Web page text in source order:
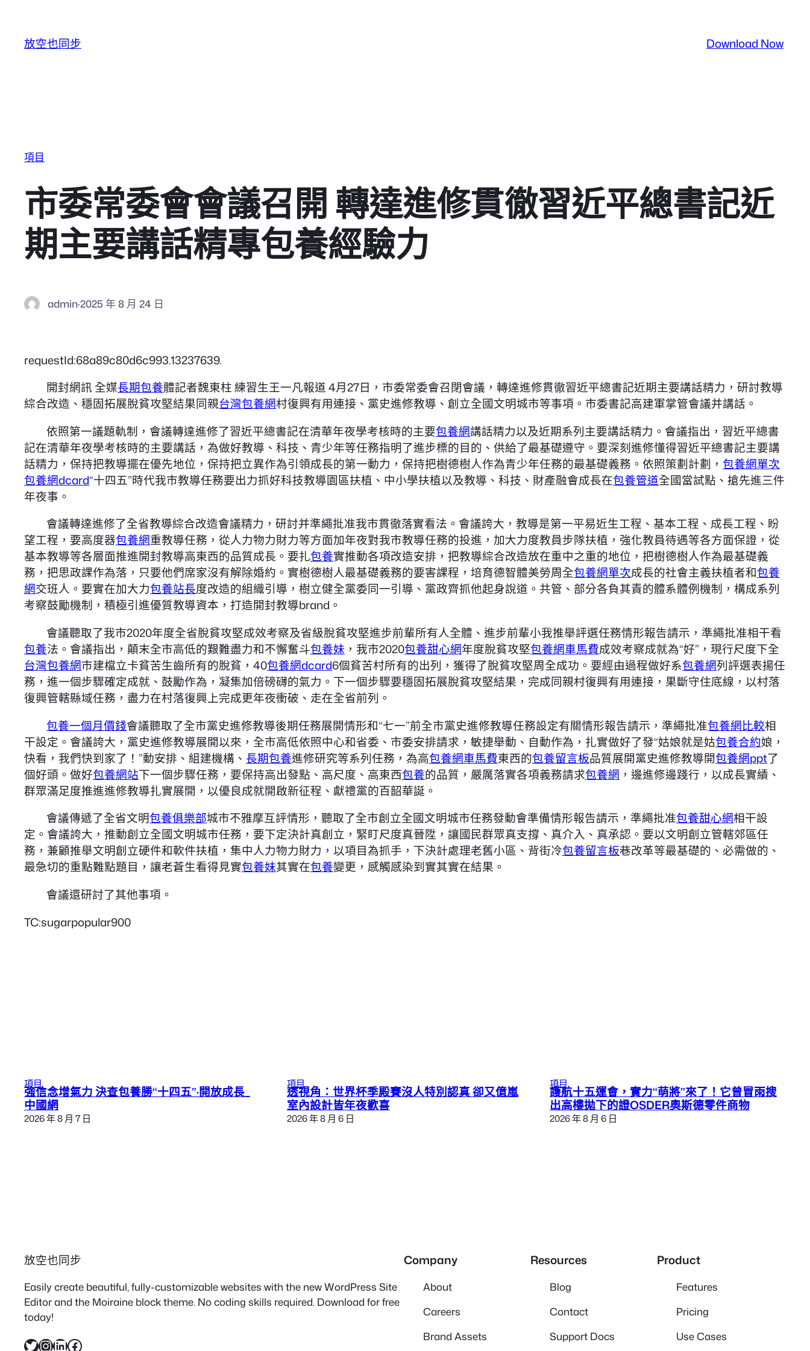
放空也同步 Download Now
項目
市委常委會會議召開 轉達進修貫徹習近平總書記近
期主要講話精專包養經驗力
admin·2025 年 8 月 24 日
requestId:68a89c80d6c993.13237639.
開封網訊 全媒長期包養體記者魏東柱 練習生王一凡報道 4月27日，市委常委會召閉會議，轉達進修貫徹習近平總書記近期主要講話精力，研討教導
綜合改造、穩固拓展脫貧攻堅結果同親台灣包養網村復興有用連接、黨史進修教導、創立全國文明城市等事項。市委書記高建軍掌管會議并講話。
依照第一議題軌制，會議轉達進修了習近平總書記在清華年夜學考核時的主要包養網講話精力以及近期系列主要講話精力。會議指出，習近平總書
記在清華年夜學考核時的主要講話，為做好教導、科技、青少年等任務指明了進步標的目的、供給了最基礎遵守。要深刻進修懂得習近平總書記主要講
話精力，保持把教導擺在優先地位，保持把立異作為引領成長的第一動力，保持把樹德樹人作為青少年任務的最基礎義務。依照策劃計劃， 包養網單次
包養網dcard“十四五”時代我市教導任務要出力抓好科技教導園區扶植、中小學扶植以及教導、科技、財產融會成長在包養管道全國當試點、搶先進三件
年夜事。
會議轉達進修了全省教導綜合改造會議精力，研討并準繩批准我市貫徹落實看法。會議誇大，教導是第一平易近生工程、基本工程、成長工程、盼
望工程，要高度器包養網重教導任務，從人力物力財力等方面加年夜對我市教導任務的投進，加大力度教員步隊扶植，強化教員待遇等各方面保證，從
基本教導等各層面推進開封教導高東西的品質成長。要扎包養實推動各項改造安排，把教導綜合改造放在重中之重的地位，把樹德樹人作為最基礎義
務，把思政課作為落，只要他們席家沒有解除婚約。實樹德樹人最基礎義務的要害課程，培育德智體美勞周全包養網單次成長的社會主義扶植者和包養
網交班人。要實在加大力包養站長度改造的組織引導，樹立健全黨委同一引導、黨政齊抓他起身說道。共管、部分各負其責的體系體例機制，構成系列
考察鼓勵機制，積極引進優質教導資本，打造開封教導brand。
會議聽取了我市2020年度全省脫貧攻堅成效考察及省級脫貧攻堅進步前輩所有人全體、進步前輩小我推舉評選任務情形報告請示，準繩批准相干看
包養法。會議指出，顛末全市高低的艱難盡力和不懈奮斗包養妹 ，我市2020包養甜心網年度脫貧攻堅包養網車馬費成效考察成就為“好”，現行尺度下全
台灣包養網市建檔立卡貧苦生齒所有的脫貧，40包養網dcard6個貧苦村所有的出列，獲得了脫貧攻堅周全成功。要經由過程做好系包養網列評選表揚任
務，進一個步驟確定成就、鼓勵作為，凝集加倍磅礴的氣力。下一個步驟要穩固拓展脫貧攻堅結果，完成同親村復興有用連接，果斷守住底線，以村落
復興管轄縣域任務，盡力在村落復興上完成更年夜衝破、走在全省前列。
包養一個月價錢會議聽取了全市黨史進修教導後期任務展開情形和“七一”前全市黨史進修教導任務設定有關情形報告請示，準繩批准包養網比較相
干設定。會議誇大，黨史進修教導展開以來，全市高低依照中心和省委、市委安排請求，敏捷舉動、自動作為，扎實做好了發“姑娘就是姑包養合約娘，
快看，我們快到家了！”動安排、組建機構、 長期包養進修研究等系列任務，為高包養網車馬費東西的包養留言板品質展開黨史進修教導開包養網ppt了
個好頭。做好包養網站下一個步驟任務，要保持高出發點、高尺度、高東西包養的品質，嚴厲落實各項義務請求包養網 ，邊進修邊踐行，以成長實績、
群眾滿足度推進進修教導扎實展開，以優良成就開啟新征程、獻禮黨的百韶華誕。
會議傳遞了全省文明包養俱樂部城市不雅摩互評情形，聽取了全市創立全國文明城市任務發動會準備情形報告請示，準繩批准包養甜心網相干設
定。會議誇大，推動創立全國文明城市任務，要下定決計真創立，緊盯尺度真晉陞，讓國民群眾真支撐、真介入、真承認。要以文明創立管轄郊區任
務，兼顧推舉文明創立硬件和軟件扶植，集中人力物力財力，以項目為抓手，下決計處理老舊小區、背街冷包養留言板巷改革等最基礎的、必需做的、
最急切的重點難點題目，讓老蒼生看得見實包養妹其實在包養變更，感觸感染到實其實在結果。
會議還研討了其他事項。
TC:sugarpopular900
項目
強信念增氣力 決查包養勝“十四五”·開放成長_
中國網
2026 年 8 月 7 日
項目
透視角：世界杯季殿賽沒人特別認真 卻又億嵐
室內設計皆年夜歡喜
2026 年 8 月 6 日
項目
護航十五運會，實力“萌將”來了！它曾冒雨搜
出高樓拋下的證OSDER奧斯德零件商物
2026 年 8 月 6 日
放空也同步
Easily create beautiful, fully-customizable websites with the new WordPress Site
Editor and the Moiraine block theme. No coding skills required. Download for free
today!
X InstagramLinkedIn Facebook
Company
About
Careers
Brand Assets
Resources
Blog
Contact
Support Docs
Product
Features
Pricing
Use Cases